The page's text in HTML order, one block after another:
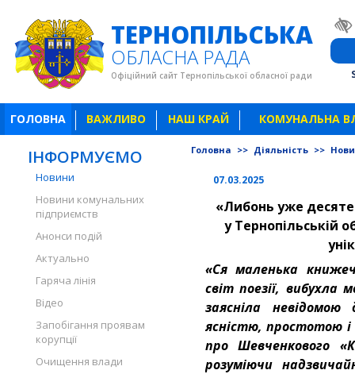
ТЕРНОПІЛЬСЬКА
ОБЛАСНА РАДА
Офіційний сайт Тернопільської обласної ради
ГОЛОВНА ВАЖЛИВО НАШ КРАЙ КОМУНАЛЬНА
ІНФОРМУЄМО
Новини
Новини комунальних
підприємств
Анонси подій
Актуально
Гаряча лінія
Відео
Запобігання проявам
корупції
Очищення влади
Головна >> Діяльність >>
07.03.2025
«Либонь уже
уТернопільській
«Ся маленька
світ поезії, вибухла
заясніла невідомою
ясністю, простотою
про Шевченкового
розуміючи